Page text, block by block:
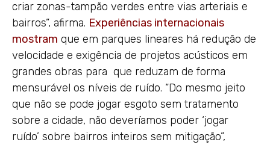
criar zonas-tampão verdes entre vias arteriais e
bairros”, afirma. Experiências internacionais
mostram que em parques lineares há redução de
velocidade e exigência de projetos acústicos em
grandes obras para que reduzam de forma
mensurável os níveis de ruído. “Do mesmo jeito
que não se pode jogar esgoto sem tratamento
sobre a cidade, não deveríamos poder ‘jogar
ruído’ sobre bairros inteiros sem mitigação”,